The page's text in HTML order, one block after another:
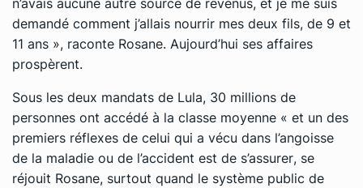
demandé comment j’allais nourrir mes deux fils, de 9 et
11 ans », raconte Rosane. Aujourd’hui ses affaires
prospèrent.
Sous les deux mandats de Lula, 30 millions de
personnes ont accédé à la classe moyenne « et un des
premiers réflexes de celui qui a vécu dans l’angoisse
de la maladie ou de l’accident est de s’assurer, se
réjouit Rosane, surtout quand le système public de